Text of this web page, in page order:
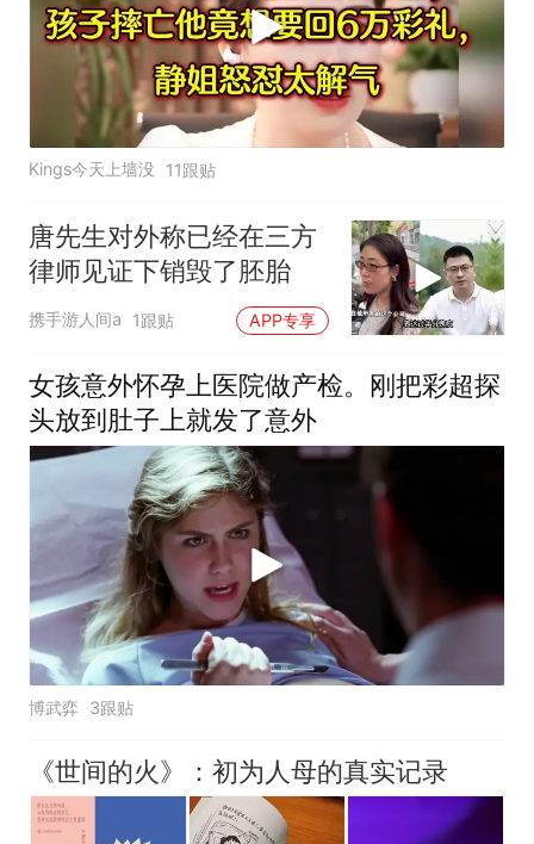
Kings今天上墙没 11跟贴
唐先生对外称已经在三方
律师见证下销毁了胚胎
携手游人间a 1跟贴 APP专享
女孩意外怀孕上医院做产检。刚把彩超探
头放到肚子上就发了意外
博武弈 3跟贴
《世间的火》：初为人母的真实记录